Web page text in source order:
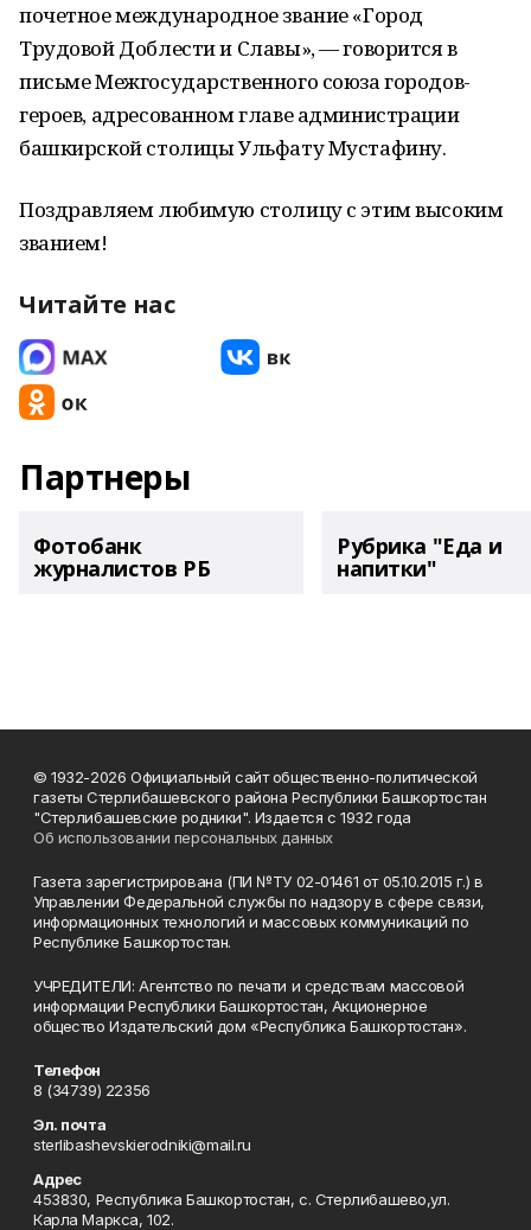
почетное международное звание «Город
Трудовой Доблести и Славы», — говорится в
письме Межгосударственного союза городов-
героев, адресованном главе администрации
башкирской столицы Ульфату Мустафину.
Поздравляем любимую столицу с этим высоким
званием!
Читайте нас
Партнеры
Фотобанк
журналистов РБ
Рубрика "Еда и
напитки"
© 1932-2026 Официальный сайт общественно-политической
газеты Стерлибашевского района Республики Башкортостан
"Стерлибашевские родники". Издается с 1932 года
Об использовании персональных данных
Газета зарегистрирована (ПИ №ТУ 02-01461 от 05.10.2015 г.) в
Управлении Федеральной службы по надзору в сфере связи,
информационных технологий и массовых коммуникаций по
Республике Башкортостан.
УЧРЕДИТЕЛИ: Агентство по печати и средствам массовой
информации Республики Башкортостан, Акционерное
общество Издательский дом «Республика Башкортостан».
Телефон
8 (34739) 22356
Эл. почта
sterlibashevskierodniki@mail.ru
Адрес
453830, Республика Башкортостан, c. Стерлибашево,ул.
Карла Маркса, 102.